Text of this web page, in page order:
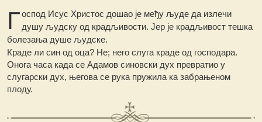
Господ Исус Христос дошао је међу људе да излечи
душу људску од крадљивости. Јер је крадљивост тешка
болезања душе људске.
Краде ли син од оца? Не; него слуга краде од господара.
Онога часа када се Адамов синовски дух превратио у
слугарски дух, његова се рука пружила ка забрањеном
плоду.